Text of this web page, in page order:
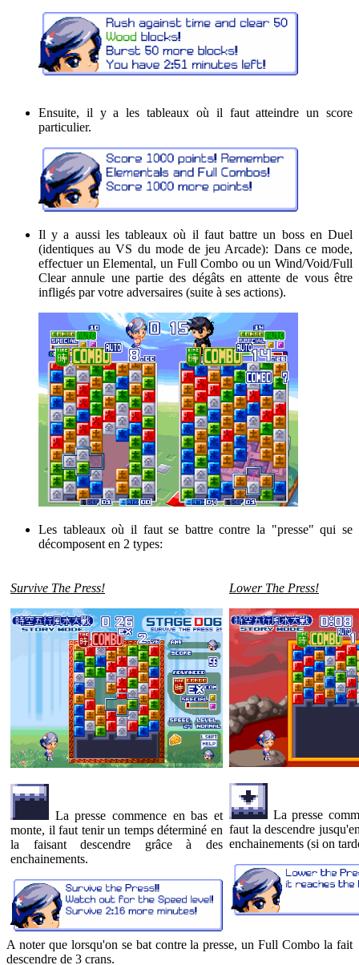
Ensuite, il y a les tableaux où il faut atteindre un score
particulier.
Il y a aussi les tableaux où il faut battre un boss en Duel
(identiques au VS du mode de jeu Arcade): Dans ce mode,
effectuer un Elemental, un Full Combo ou un Wind/Void/Full
Clear annule une partie des dégâts en attente de vous être
infligés par votre adversaires (suite à ses actions).
Les tableaux où il faut se battre contre la "presse"qui se
décomposent en 2 types:
Survive The Press!
La presse commence en bas et
monte, il faut tenir un temps déterminé en
la faisant descendre grâce à des
enchainements.
Lower The Press!
La presse
faut la descendre
enchainements (si on
A noter que lorsqu'on se bat contre la presse, un Full Combo la fait
descendre de 3 crans.